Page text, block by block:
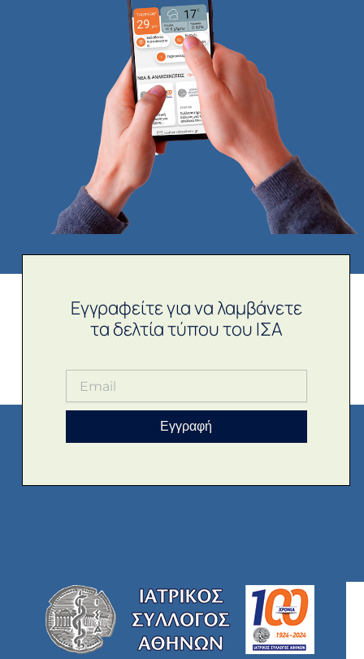
Εγγραφείτε για να λαμβάνετε
τα δελτία τύπου του ΙΣΑ
Εγγραφή